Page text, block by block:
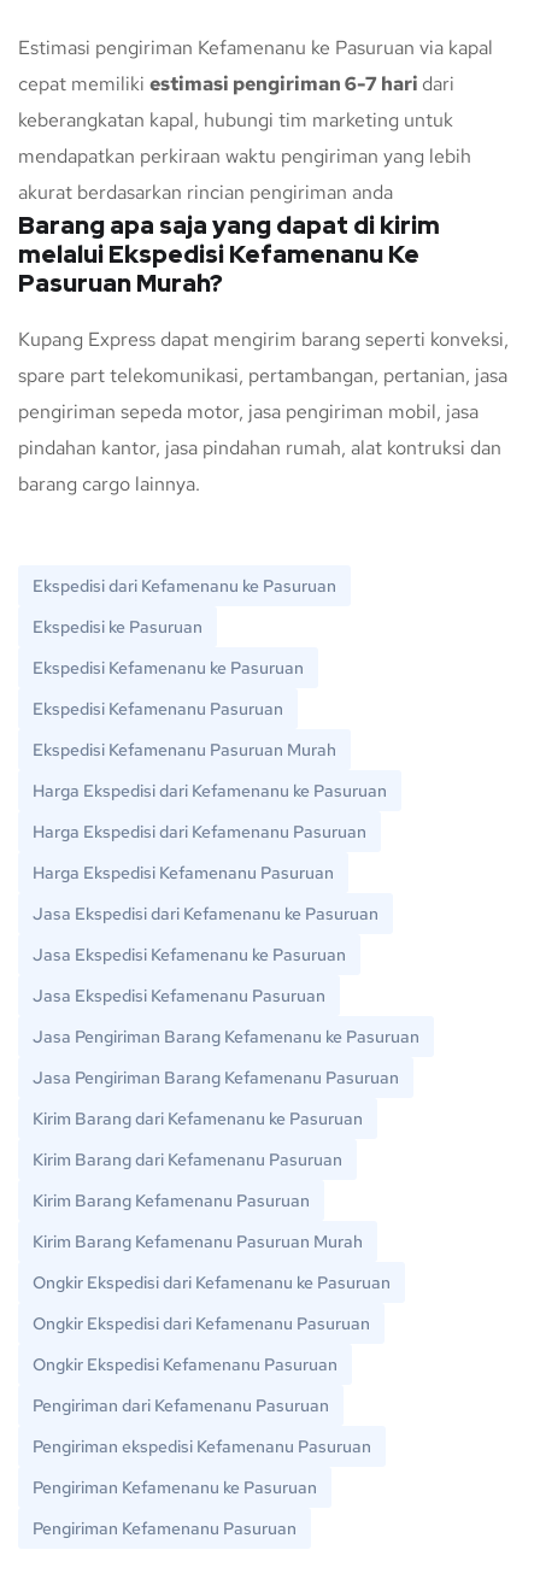
Estimasi pengiriman Kefamenanu ke Pasuruan via kapal
cepat memiliki estimasi pengiriman 6-7 hari dari
keberangkatan kapal, hubungi tim marketing untuk
mendapatkan perkiraan waktu pengiriman yang lebih
akurat berdasarkan rincian pengiriman anda
Barang apa saja yang dapat di kirim
melalui Ekspedisi Kefamenanu Ke
Pasuruan Murah?
Kupang Express dapat mengirim barang seperti konveksi,
spare part telekomunikasi, pertambangan, pertanian, jasa
pengiriman sepeda motor, jasa pengiriman mobil, jasa
pindahan kantor, jasa pindahan rumah, alat kontruksi dan
barang cargo lainnya.
Ekspedisi dari Kefamenanu ke Pasuruan
Ekspedisi ke Pasuruan
Ekspedisi Kefamenanu ke Pasuruan
Ekspedisi Kefamenanu Pasuruan
Ekspedisi Kefamenanu Pasuruan Murah
Harga Ekspedisi dari Kefamenanu ke Pasuruan
Harga Ekspedisi dari Kefamenanu Pasuruan
Harga Ekspedisi Kefamenanu Pasuruan
Jasa Ekspedisi dari Kefamenanu ke Pasuruan
Jasa Ekspedisi Kefamenanu ke Pasuruan
Jasa Ekspedisi Kefamenanu Pasuruan
Jasa Pengiriman Barang Kefamenanu ke Pasuruan
Jasa Pengiriman Barang Kefamenanu Pasuruan
Kirim Barang dari Kefamenanu ke Pasuruan
Kirim Barang dari Kefamenanu Pasuruan
Kirim Barang Kefamenanu Pasuruan
Kirim Barang Kefamenanu Pasuruan Murah
Ongkir Ekspedisi dari Kefamenanu ke Pasuruan
Ongkir Ekspedisi dari Kefamenanu Pasuruan
Ongkir Ekspedisi Kefamenanu Pasuruan
Pengiriman dari Kefamenanu Pasuruan
Pengiriman ekspedisi Kefamenanu Pasuruan
Pengiriman Kefamenanu ke Pasuruan
Pengiriman Kefamenanu Pasuruan